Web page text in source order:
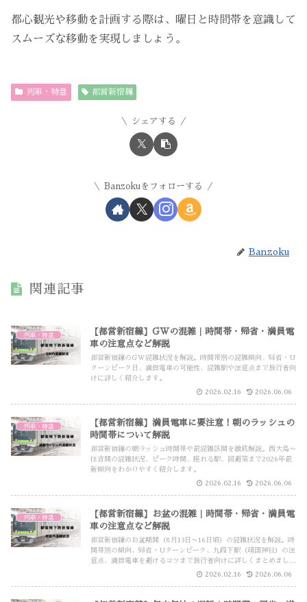
都心観光や移動を計画する際は、曜日と時間帯を意識して
スムーズな移動を実現しましょう。
列車・特急 都営新宿線
シェアする
Banzokuをフォローする
Banzoku
関連記事
列車・特急
【都営新宿線】GWの混雑｜時間帯・帰省・満員電
車の注意点など解説
都営新宿線のGW混雑状況を解説。時間帯別の混雑傾向、帰省・U
ターンピーク日、満員電車の可能性、混雑駅や注意点まで旅行者向
けに詳しく紹介します。
2026.02.16 2026.06.06
列車・特急
【都営新宿線】満員電車に要注意！朝のラッシュの
時間帯について解説
都営新宿線の朝ラッシュ時間帯や最混雑区間を徹底解説。西大島〜
住吉間の混雑状況、ピーク時間、座れる駅、回避策まで2026年最
新傾向をわかりやすく紹介します。
2026.02.16 2026.06.06
列車・特急
【都営新宿線】お盆の混雑｜時間帯・帰省・満員電
車の注意点など解説
都営新宿線のお盆期間（8月13日〜16日頃）の混雑状況を解説。時
間帯別の傾向、帰省・Uターンピーク、九段下駅（靖国神社）の注
意点、満員電車を避けるコツまで旅行者向けに詳しくまとめまし
2026.02.16 2026.06.06